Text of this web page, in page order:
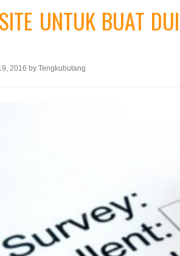
UNTUK BUAT
2016 by Tengkubutang